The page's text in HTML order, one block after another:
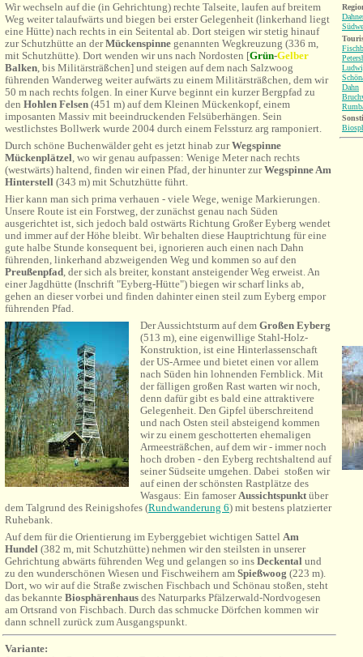
Wir wechseln auf die (in Gehrichtung) rechte Talseite, laufen auf breitem
Weg weiter talaufwärts und biegen bei erster Gelegenheit (linkerhand liegt
eine Hütte) nach rechts in ein Seitental ab. Dort steigen wir stetig hinauf
zur Schutzhütte an derMückenspinne genannten Wegkreuzung (336 m,
mit Schutzhütte). Dort wenden wir uns nach Nordosten [Grün-Gelber
Balken, bis Militärsträßchen] und steigen auf dem nach Salzwoog
führenden Wanderweg weiter aufwärts zu einem Militärsträßchen, dem wir
50 m nach rechts folgen. In einer Kurve beginnt ein kurzer Bergpfad zu
den Hohlen Felsen (451 m) auf dem Kleinen Mückenkopf, einem
imposanten Massiv mit beeindruckenden Felsüberhängen. Sein
westlichstes Bollwerk wurde 2004 durch einem Felssturz arg ramponiert.
Durch schöne Buchenwälder geht es jetzt hinab zurWegspinne
Mückenplätzel, wo wir genau aufpassen: Wenige Meter nach rechts
(westwärts) haltend, finden wir einen Pfad, der hinunter zurWegspinne Am
Hinterstell (343 m) mit Schutzhütte führt.
Hier kann man sich prima verhauen - viele Wege, wenige Markierungen.
Unsere Route ist ein Forstweg, der zunächst genau nach Süden
ausgerichtet ist, sich jedoch bald ostwärts Richtung Großer Eyberg wendet
und immer auf der Höhe bleibt. Wir behalten diese Hauptrichtung für eine
gute halbe Stunde konsequent bei, ignorieren auch einen nach Dahn
führenden, linkerhand abzweigenden Weg und kommen so auf den
Preußenpfad, der sich als breiter, konstant ansteigender Weg erweist. An
einer Jagdhütte (Inschrift "Eyberg-Hütte") biegen wir scharf links ab,
gehen an dieser vorbei und finden dahinter einen steil zum Eyberg empor
führenden Pfad.
Der Aussichtsturm auf dem Großen Eyberg
(513 m), eine eigenwillige Stahl-Holz-
Konstruktion, ist eine Hinterlassenschaft
der US-Armee und bietet einen vor allem
nach Süden hin lohnenden Fernblick. Mit
der fälligen großen Rast warten wir noch,
denn dafür gibt es bald eine attraktivere
Gelegenheit. Den Gipfel überschreitend
und nach Osten steil absteigend kommen
wir zu einem geschotterten ehemaligen
Armeesträßchen, auf dem wir - immer noch
hoch droben - den Eyberg rechtshaltend auf
seiner Südseite umgehen. Dabei stoßen wir
auf einen der schönsten Rastplätze des
Wasgaus: Ein famoserAussichtspunktüber
dem Talgrund des Reinigshofes (Rundwanderung 6) mit bestens platzierter
Ruhebank.
Auf dem für die Orientierung im Eyberggebiet wichtigen Sattel Am
Hundel (382 m, mit Schutzhütte) nehmen wir den steilsten in unserer
Gehrichtung abwärts führenden Weg und gelangen so ins Deckental und
zu den wunderschönen Wiesen und Fischweihern am Spießwoog (223 m).
Dort, wo wir auf die Straße zwischen Fischbach und Schönau stoßen, steht
das bekannte Biosphärenhaus des Naturparks Pfälzerwald-Nordvogesen
am Ortsrand von Fischbach. Durch das schmucke Dörfchen kommen wir
dann schnell zurück zum Ausgangspunkt.
Variante:
Dahn